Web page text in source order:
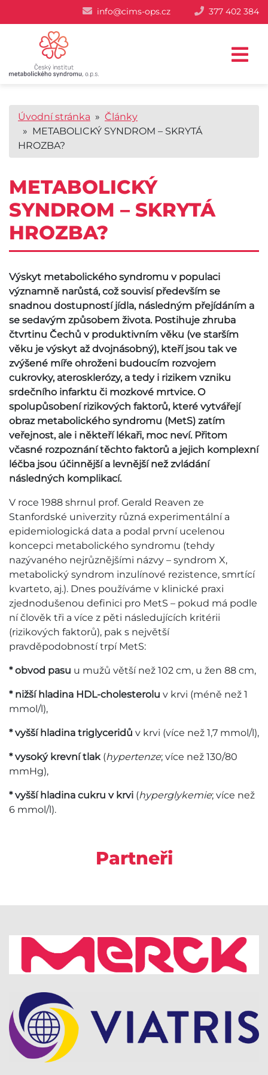
info@cims-ops.cz 377 402 384
Úvodní stránka » Články
» METABOLICKÝ SYNDROM – SKRYTÁ
HROZBA?
METABOLICKÝ
SYNDROM – SKRYTÁ
HROZBA?
Výskyt metabolického syndromu v populaci
významně narůstá, což souvisí především se
snadnou dostupností jídla, následným přejídáním a
se sedavým způsobem života. Postihuje zhruba
čtvrtinu Čechů v produktivním věku (ve starším
věku je výskyt až dvojnásobný), kteří jsou tak ve
zvýšené míře ohroženi budoucím rozvojem
cukrovky, aterosklerózy, a tedy i rizikem vzniku
srdečního infarktu či mozkové mrtvice. O
spolupůsobení rizikových faktorů, které vytvářejí
obraz metabolického syndromu (MetS) zatím
veřejnost, ale i někteří lékaři, moc neví. Přitom
včasné rozpoznání těchto faktorů a jejich komplexní
léčba jsou účinnější a levnější než zvládání
následných komplikací.
V roce 1988 shrnul prof. Gerald Reaven ze
Stanfordské univerzity různá experimentální a
epidemiologická data a podal první ucelenou
koncepci metabolického syndromu (tehdy
nazývaného nejrůznějšími názvy – syndrom X,
metabolický syndrom inzulínové rezistence, smrtící
kvarteto, aj.). Dnes používáme v klinické praxi
zjednodušenou definici pro MetS – pokud má podle
ní člověk tři a více z pěti následujících kritérii
(rizikových faktorů), pak s největší
pravděpodobností trpí MetS:
* obvod pasu u mužů větší než 102 cm, u žen 88 cm,
* nižší hladina HDL-cholesterolu v krvi (méně než 1
mmol/l),
* vyšší hladina triglyceridů v krvi (více než 1,7 mmol/l),
* vysoký krevní tlak(hypertenze; více než 130/80
mmHg),
* vyšší hladina cukru v krvi (hyperglykemie; více než
6 mmol/l).
Partneři